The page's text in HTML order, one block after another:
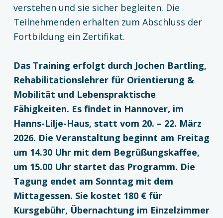
verstehen und sie sicher begleiten. Die
Teilnehmenden erhalten zum Abschluss der
Fortbildung ein Zertifikat.
Das Training erfolgt durch Jochen Bartling,
Rehabilitationslehrer für Orientierung &
Mobilität und Lebenspraktische
Fähigkeiten. Es findet in Hannover, im
Hanns-Lilje-Haus, statt vom 20. – 22. März
2026. Die Veranstaltung beginnt am Freitag
um 14.30 Uhr mit dem Begrüßungskaffee,
um 15.00 Uhr startet das Programm. Die
Tagung endet am Sonntag mit dem
Mittagessen. Sie kostet 180 € für
Kursgebühr, Übernachtung im Einzelzimmer